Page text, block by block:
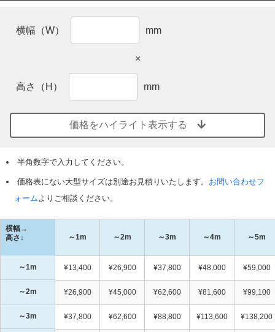
横幅（W） mm
×
高さ（H） mm
価格をハイライト表示する
半角数字で入力してください。
価格表にない大型サイズは別途お見積りいたします。 お問い合わせフ
ォームよりご相談ください。
横幅→
高さ↓
～1m ～2m ～3m ～4m ～5m
～1m ¥13,400 ¥26,900 ¥37,800 ¥48,000 ¥59,000
～2m ¥26,900 ¥45,000 ¥62,600 ¥81,600 ¥99,100
～3m ¥37,800 ¥62,600 ¥88,800 ¥113,600 ¥138,200